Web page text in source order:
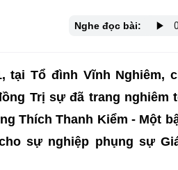
Nghe đọc bài:
tại Tổ đình Vĩnh Nghiêm,
Trị sự đã trang
Thích Thanh Kiểm - Một
sự nghiệp phụng sự